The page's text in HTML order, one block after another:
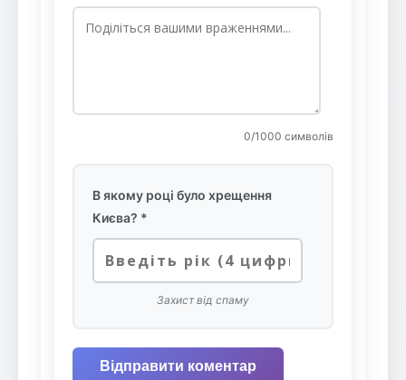
0/1000 символів
В якому році було хрещення
Києва? *
Захист від спаму
Відправити коментар